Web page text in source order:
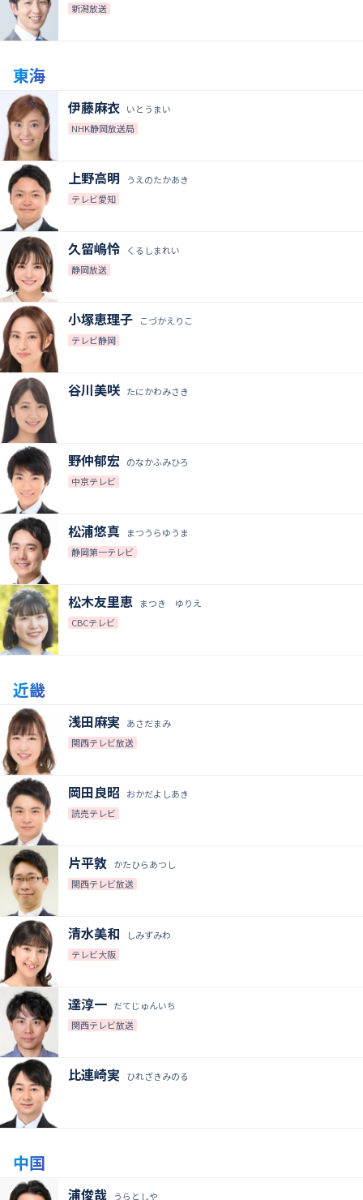
新潟放送
東海
いとうまい
伊藤麻衣
NHK静岡放送局
うえのたかあき
上野高明
テレビ愛知
くるしまれい
久留嶋怜
静岡放送
こづかえりこ
小塚恵理子
テレビ静岡
たにかわみさき
谷川美咲
のなかふみひろ
野仲郁宏
中京テレビ
まつうらゆうま
松浦悠真
静岡第一テレビ
まつき ゆりえ
松木友里恵
CBCテレビ
近畿
あさだまみ
浅田麻実
関西テレビ放送
おかだよしあき
岡田良昭
読売テレビ
かたひらあつし
片平敦
関西テレビ放送
しみずみわ
清水美和
テレビ大阪
だてじゅんいち
達淳一
関西テレビ放送
ひれざきみのる
比連崎実
中国
うらとしや
浦俊哉